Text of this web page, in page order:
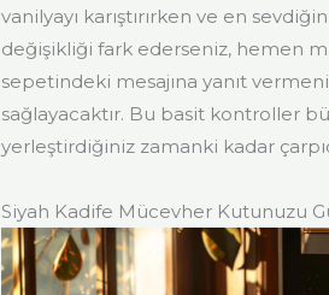
vanilyayı karıştırırken ve en
değişikliği fark ederseniz, hemen
sepetindeki mesajına yanıt
sağlayacaktır. Bu basit kontroller
yerleştirdiğiniz zamanki kadar
Siyah Kadife Mücevher Kutunuzu